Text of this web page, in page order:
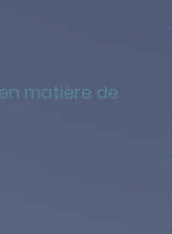
matière de